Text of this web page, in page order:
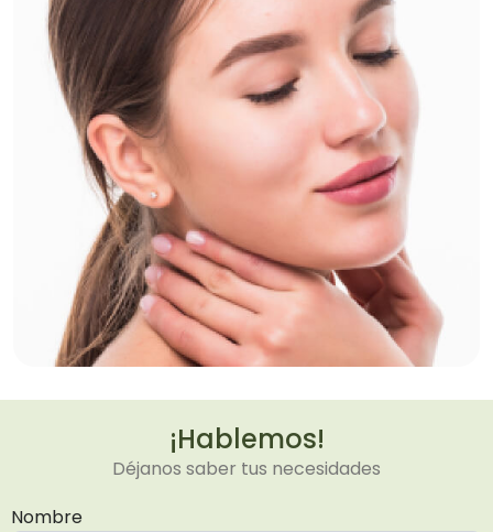
¡Hablemos!
Déjanos saber tus necesidades
Nombre